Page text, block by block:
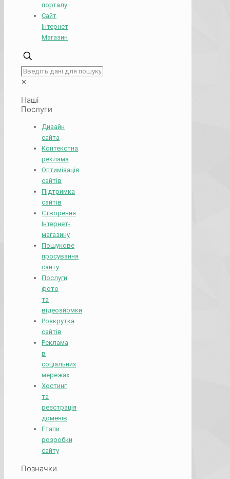
порталу
Сайт
Інтернет
Магазин
✕
Наші
Послуги
Дизайн
сайта
Контекстна
реклама
Оптимізація
сайтів
Підтримка
сайтів
Створення
Інтернет-
магазину
Пошукове
просування
сайту
Послуги
фото
та
відеозйомки
Розкрутка
сайтів
Реклама
в
соціальних
мережах
Хостинг
та
реєстрація
доменів
Етапи
розробки
сайту
Позначки